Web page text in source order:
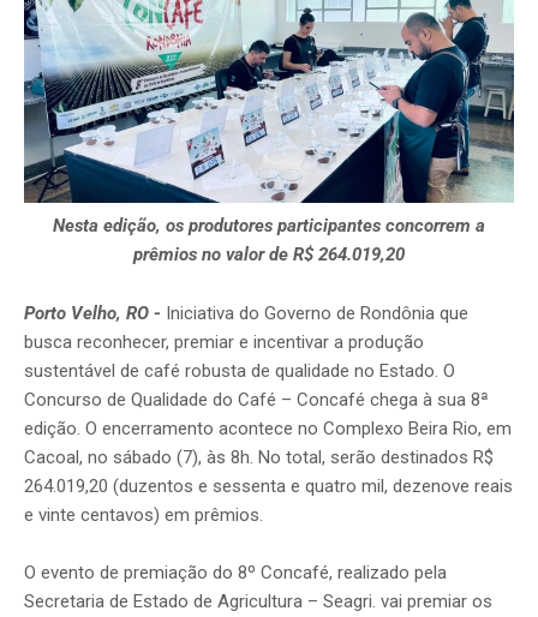
Nesta edição, os produtores participantes concorrem a
prêmios no valor de R$ 264.019,20
Porto Velho, RO - Iniciativa do Governo de Rondônia que
busca reconhecer, premiar e incentivar a produção
sustentável de café robusta de qualidade no Estado. O
Concurso de Qualidade do Café – Concafé chega à sua 8ª
edição. O encerramento acontece no Complexo Beira Rio, em
Cacoal, no sábado (7), às 8h. No total, serão destinados R$
264.019,20 (duzentos e sessenta e quatro mil, dezenove reais
e vinte centavos) em prêmios.
O evento de premiação do 8º Concafé, realizado pela
Secretaria de Estado de Agricultura – Seagri. vai premiar os